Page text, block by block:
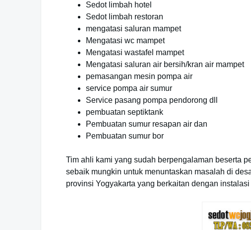
Sedot limbah hotel
Sedot limbah restoran
mengatasi saluran mampet
Mengatasi wc mampet
Mengatasi wastafel mampet
Mengatasi saluran air bersih/kran air mampet
pemasangan mesin pompa air
service pompa air sumur
Service pasang pompa pendorong dll
pembuatan septiktank
Pembuatan sumur resapan air dan
Pembuatan sumur bor
Tim ahli kami yang sudah berpengalaman beserta
sebaik mungkin untuk menuntaskan masalah di
provinsi Yogyakarta yang berkaitan dengan